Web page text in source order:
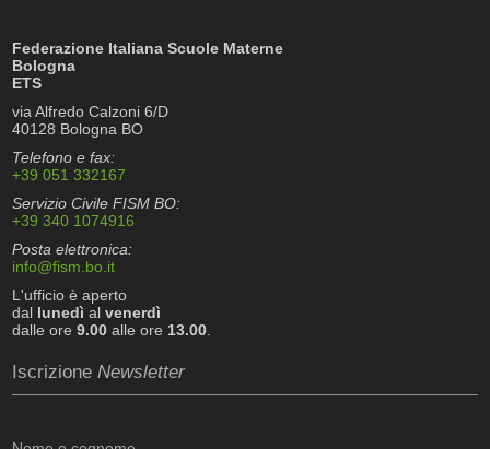
Federazione Italiana Scuole Materne
Bologna
ETS
via Alfredo Calzoni 6/D
40128 Bologna BO
Telefono e fax:
+39 051 332167
Servizio Civile FISM BO:
+39 340 1074916
Posta elettronica:
info@fism.bo.it
L'ufficio è aperto
dal lunedì alvenerdì
dalle ore9.00 alle ore 13.00
IscrizioneNewsletter